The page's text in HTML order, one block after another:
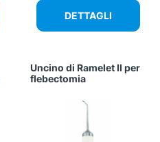
DETTAGLI
Uncino di Ramelet II per
flebectomia